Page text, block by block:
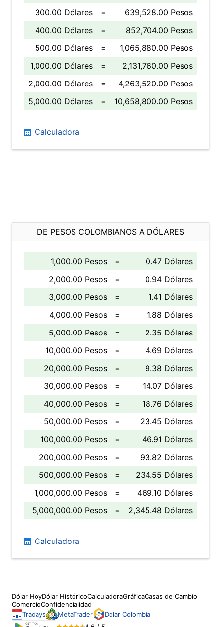
300.00 Dólares
=
639,528.00 Pesos
400.00 Dólares
=
852,704.00 Pesos
500.00 Dólares
=
1,065,880.00 Pesos
1,000.00 Dólares
=
2,131,760.00 Pesos
2,000.00 Dólares
=
4,263,520.00 Pesos
5,000.00 Dólares
= 10,658,800.00 Pesos
Calculadora
DE PESOS COLOMBIANOS A DÓLARES
1,000.00 Pesos =
0.47 Dólares
2,000.00 Pesos
=
0.94 Dólares
3,000.00 Pesos
=
1.41 Dólares
4,000.00 Pesos
=
1.88 Dólares
5,000.00 Pesos
=
2.35 Dólares
10,000.00 Pesos
=
4.69 Dólares
20,000.00 Pesos
=
9.38 Dólares
30,000.00 Pesos
=
14.07 Dólares
40,000.00 Pesos
=
18.76 Dólares
50,000.00 Pesos
=
23.45 Dólares
100,000.00 Pesos
=
46.91 Dólares
200,000.00 Pesos
=
93.82 Dólares
500,000.00 Pesos
=
234.55 Dólares
1,000,000.00 Pesos
=
469.10 Dólares
5,000,000.00 Pesos
= 2,345.48 Dólares
Calculadora
Dólar HoyDólar HistóricoCalculadoraGráficaCasas de Cambio
ComercioConfidencialidad
Tradays
MetaTrader
Dolar Colombia